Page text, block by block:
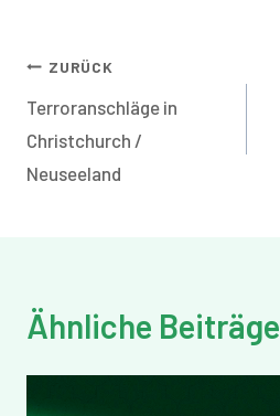
Beitragsnavigation
ZURÜCK
Terroranschläge in
Christchurch /
Neuseeland
Ähnliche Beiträge